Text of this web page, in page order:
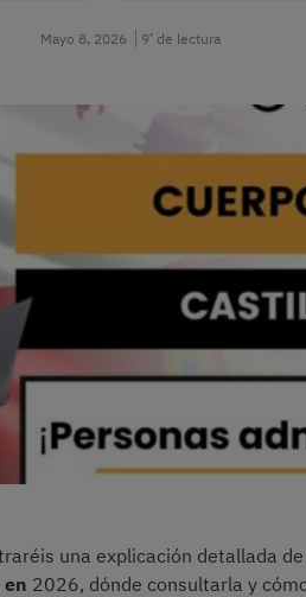
Mayo 8, 2026 9’ de lectura
una explicación detallada
2026, dónde consultarla y